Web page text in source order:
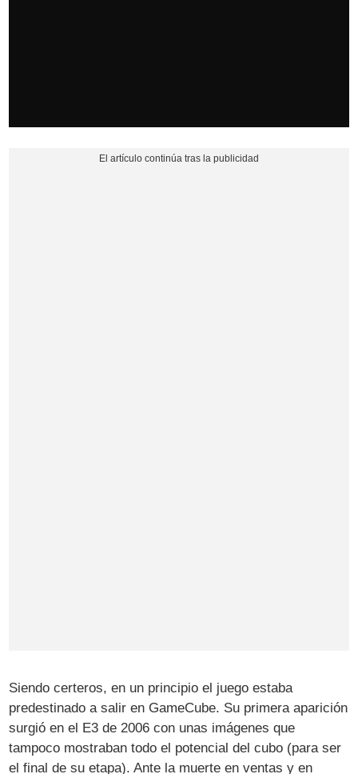
Siendo certeros, en un principio el juego estaba
predestinado a salir en GameCube. Su primera aparición
surgió en el E3 de 2006 con unas imágenes que
tampoco mostraban todo el potencial del cubo (para ser
el final de su etapa). Ante la muerte en ventas y en